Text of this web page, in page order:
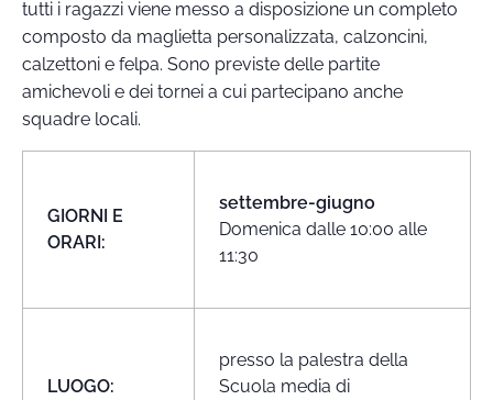
tutti i ragazzi viene messo a disposizione un completo
composto da maglietta personalizzata, calzoncini,
calzettoni e felpa. Sono previste delle partite
amichevoli e dei tornei a cui partecipano anche
squadre locali.
GIORNI E
ORARI:
settembre-giugno
Domenica dalle 10:00 alle
11:30
LUOGO:
presso la palestra della
Scuola media di